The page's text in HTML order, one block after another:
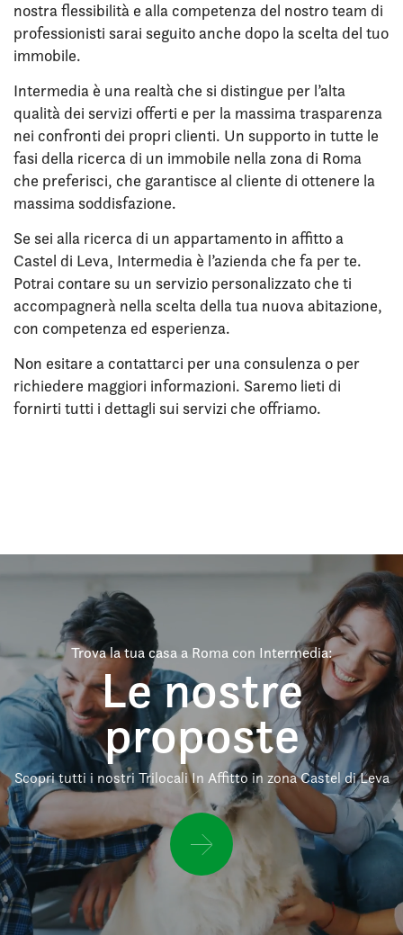
nostra flessibilità e alla competenza del nostro team di
professionisti sarai seguito anche dopo la scelta del tuo
immobile.
Intermedia è una realtà che si distingue per l’alta
qualità dei servizi offerti e per la massima trasparenza
nei confronti dei propri clienti. Un supporto in tutte le
fasi della ricerca di un immobile nella zona di Roma
che preferisci, che garantisce al cliente di ottenere la
massima soddisfazione.
Se sei alla ricerca di un appartamento in affitto a
Castel di Leva, Intermedia è l’azienda che fa per te.
Potrai contare su un servizio personalizzato che ti
accompagnerà nella scelta della tua nuova abitazione,
con competenza ed esperienza.
Non esitare a contattarci per una consulenza o per
richiedere maggiori informazioni. Saremo lieti di
fornirti tutti i dettagli sui servizi che offriamo.
Trova la tua casa a Roma con Intermedia:
Le nostre
proposte
Scopri tutti i nostri Trilocali In Affitto in zona Castel di Leva